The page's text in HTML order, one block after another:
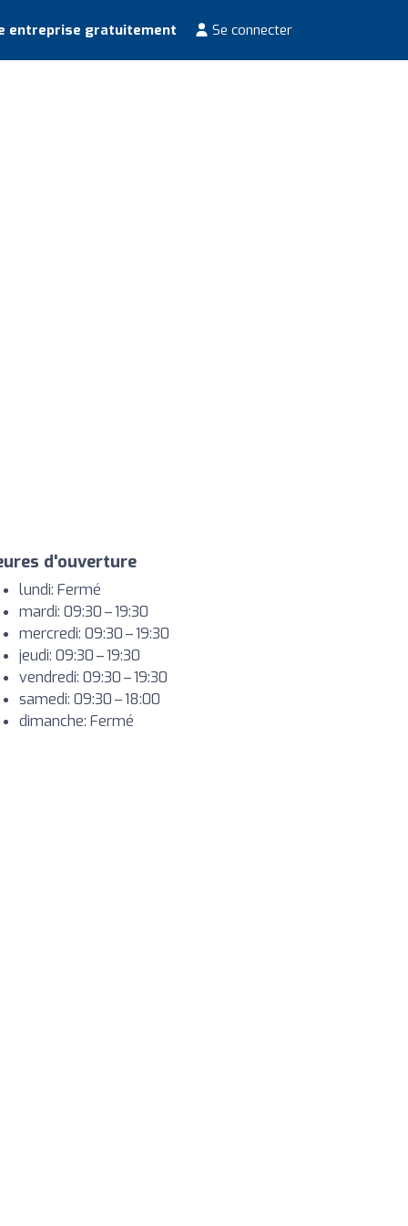
entreprise gratuitement Se connecter
d'ouverture
lundi: Fermé
mardi: 09:30 – 19:30
mercredi: 09:30 – 19:30
jeudi: 09:30 – 19:30
vendredi: 09:30 – 19:30
samedi: 09:30 – 18:00
dimanche: Fermé